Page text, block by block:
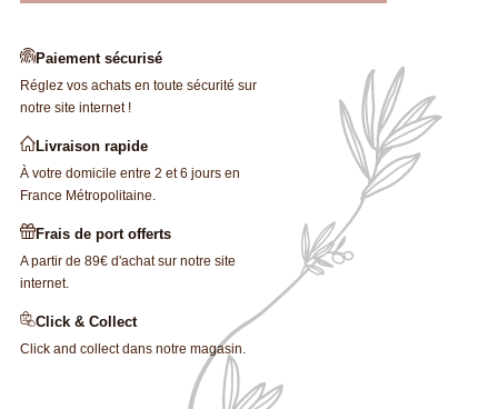
Paiement sécurisé
Réglez vos achats en toute sécurité sur
notre site internet !
Livraison rapide
À votre domicile entre 2 et 6 jours en
France Métropolitaine.
Frais de port offerts
A partir de 89€ d'achat sur notre site
internet.
Click & Collect
Click and collect dans notre magasin.